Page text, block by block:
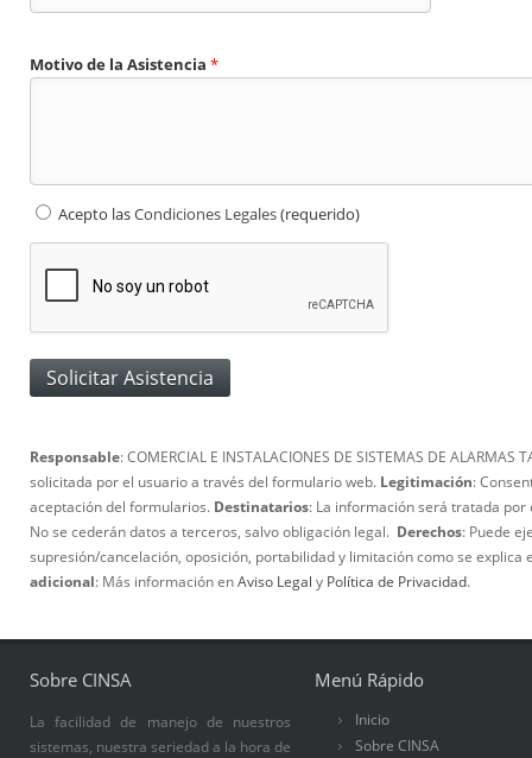
Motivo de la Asistencia *
Condiciones Legales*
Acepto lasCondiciones Legales(requerido)
Responsable: COMERCIAL E INSTALACIONES DE SISTEMAS DE ALARMAS
solicitada por el usuario a través del formulario web. Legitimación:
aceptación del formularios. Destinatarios: La información será tratada
No se cederán datos a terceros, salvo obligación legal. Derechos: Puede
supresión/cancelación, oposición, portabilidad y limitación como se
adicional: Más información enAviso Legal y Política de Privacidad.
Sobre CINSA
La facilidad de manejo de nuestros
sistemas, nuestra seriedad a la hora de
Menú Rápido
Inicio
Sobre CINSA